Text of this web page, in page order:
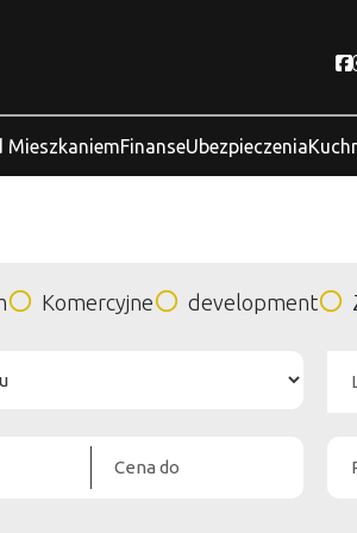
MieszkaniemFinanseUbezpieczenia
Komercyjne development